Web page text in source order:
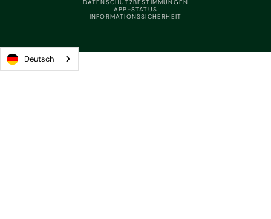
DATENSCHUTZBESTIMMUNGEN
APP-STATUS
INFORMATIONSSICHERHEIT
Deutsch